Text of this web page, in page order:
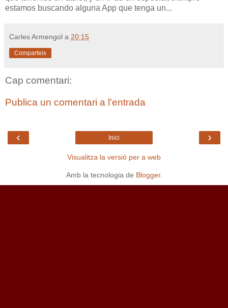
estamos buscando alguna App que tenga un...
Carles Armengol a 20:15
Comparteix
Cap comentari:
Publica un comentari a l'entrada
‹ ›
Inici
Visualitza la versió per a web
Amb la tecnologia de Blogger.